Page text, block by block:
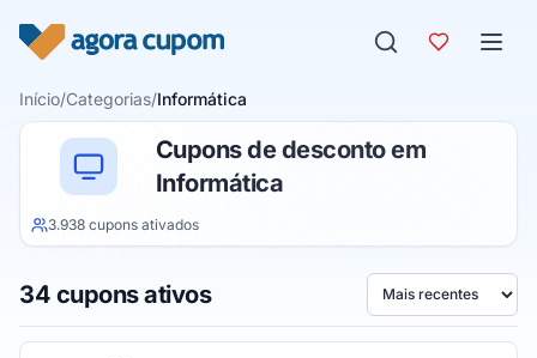
Início/Categorias/Informática
Cupons de desconto em
Informática
3.938 cupons ativados
34 cupons ativos Ordenar por